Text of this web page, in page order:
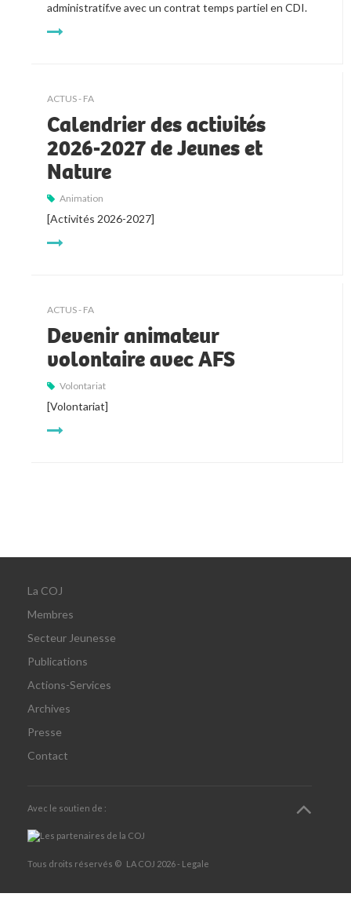
administratif.ve avec un contrat temps partiel en CDI.
ACTUS - FA
Calendrier des activités
2026-2027 de Jeunes et
Nature
Animation
[Activités 2026-2027]
ACTUS - FA
Devenir animateur
volontaire avec AFS
Volontariat
[Volontariat]
La COJ
Membres
Secteur Jeunesse
Publications
Actions-Services
Archives
Presse
Contact
Avec le soutien de :
Tous droits réservés © LA COJ 2026 - Legale